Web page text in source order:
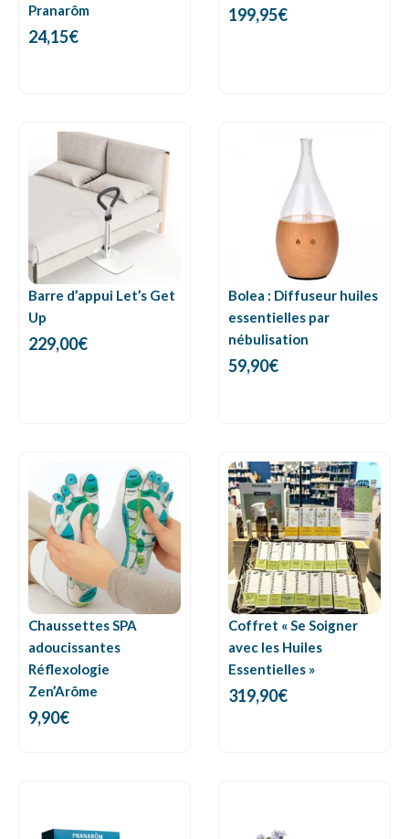
Pranarôm
24,15€
199,95€
Barre d’appui Let’s Get
Up
229,00€
Bolea : Diffuseur huiles
essentielles par
nébulisation
59,90€
Chaussettes SPA
adoucissantes
Réflexologie
Zen’Arôme
9,90€
Coffret « Se Soigner
avec les Huiles
Essentielles »
319,90€